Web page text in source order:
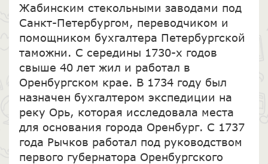
Жабинским стекольными заводами под
Санкт-Петербургом, переводчиком и
помощником бухгалтера Петербургской
таможни. С середины 1730-х годов
свыше 40 лет жил и работал в
Оренбургском крае. В 1734 году был
назначен бухгалтером экспедиции на
реку Орь, которая исследовала места
для основания города Оренбург. С 1737
года Рычков работал под руководством
первого губернатора Оренбургского